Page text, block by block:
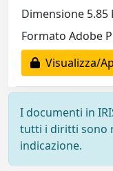
Dimensione 5.85
Formato Adobe
Visualizza/
I documenti in
tutti i diritti sono
indicazione.